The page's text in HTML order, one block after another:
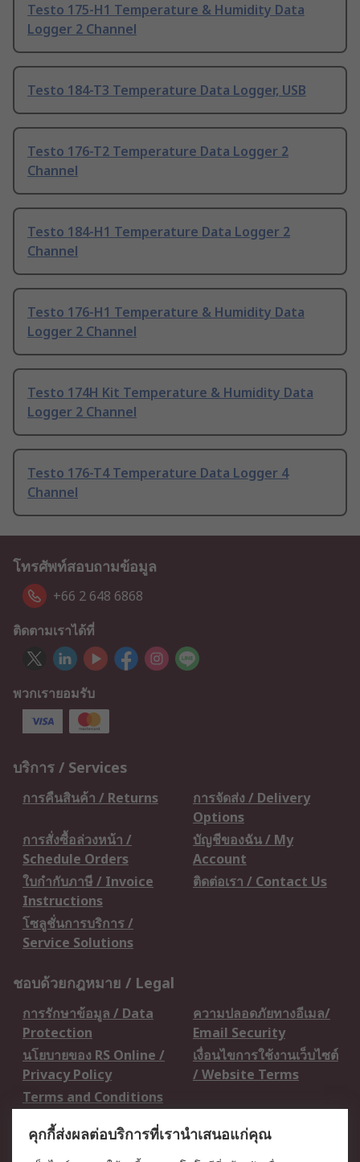
Testo 175-H1 Temperature & Humidity Data
Logger 2 Channel
Testo 184-T3 Temperature Data Logger, USB
Testo 176-T2 Temperature Data Logger 2
Channel
Testo 184-H1 Temperature Data Logger 2
Channel
Testo 176-H1 Temperature & Humidity Data
Logger 2 Channel
Testo 174H Kit Temperature & Humidity Data
Logger 2 Channel
Testo 176-T4 Temperature Data Logger 4
Channel
โทรศัพท์สอบถามข้อมูล
+66 2 648 6868
ติดตามเราได้ที่
พวกเรายอมรับ
บริการ / Services
การคืนสินค้า / Returns
การจัดส่ง / Delivery
Options
การสั่งซื้อล่วงหน้า /
Schedule Orders
บัญชีของฉัน / My
Account
ใบกำกับภาษี / Invoice
Instructions
ติดต่อเรา / Contact Us
โซลูชั่นการบริการ /
Service Solutions
ชอบด้วยกฎหมาย / Legal
การรักษาข้อมูล / Data
Protection
ความปลอดภัยทางอีเมล/
Email Security
นโยบายของ RS Online /
Privacy Policy
เงื่อนไขการใช้งานเว็บไซต์
/ Website Terms
Terms and Conditions
เกี่ยวกับ RS / About RS
คุกกี้ส่งผลต่อบริการที่เรานำเสนอแก่คุณ